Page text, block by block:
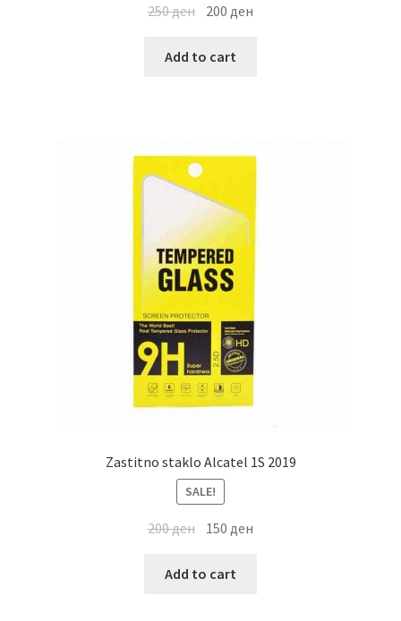
250ден 200 ден
Add to cart
Zastitno staklo Alcatel 1S 2019
SALE!
200ден 150ден
Add to cart